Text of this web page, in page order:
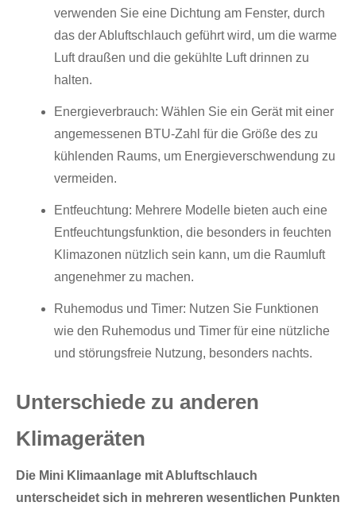
verwenden Sie eine Dichtung am Fenster, durch
das der Abluftschlauch geführt wird, um die warme
Luft draußen und die gekühlte Luft drinnen zu
halten.
Energieverbrauch: Wählen Sie ein Gerät mit einer
angemessenen BTU-Zahl für die Größe des zu
kühlenden Raums, um Energieverschwendung zu
vermeiden.
Entfeuchtung: Mehrere Modelle bieten auch eine
Entfeuchtungsfunktion, die besonders in feuchten
Klimazonen nützlich sein kann, um die Raumluft
angenehmer zu machen.
Ruhemodus und Timer: Nutzen Sie Funktionen
wie den Ruhemodus und Timer für eine nützliche
und störungsfreie Nutzung, besonders nachts.
Unterschiede zu anderen
Klimageräten
Die Mini Klimaanlage mit Abluftschlauch
unterscheidet sich in mehreren wesentlichen Punkten